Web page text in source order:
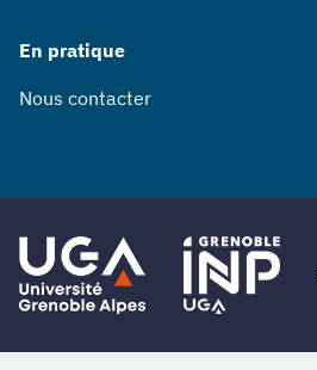
En pratique
Nous contacter